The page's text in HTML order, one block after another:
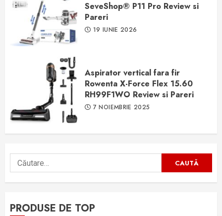
SeveShop® P11 Pro Review si
Pareri
19 IUNIE 2026
Aspirator vertical fara fir
Rowenta X-Force Flex 15.60
RH99F1WO Review si Pareri
7 NOIEMBRIE 2025
Caută
după:
PRODUSE DE TOP